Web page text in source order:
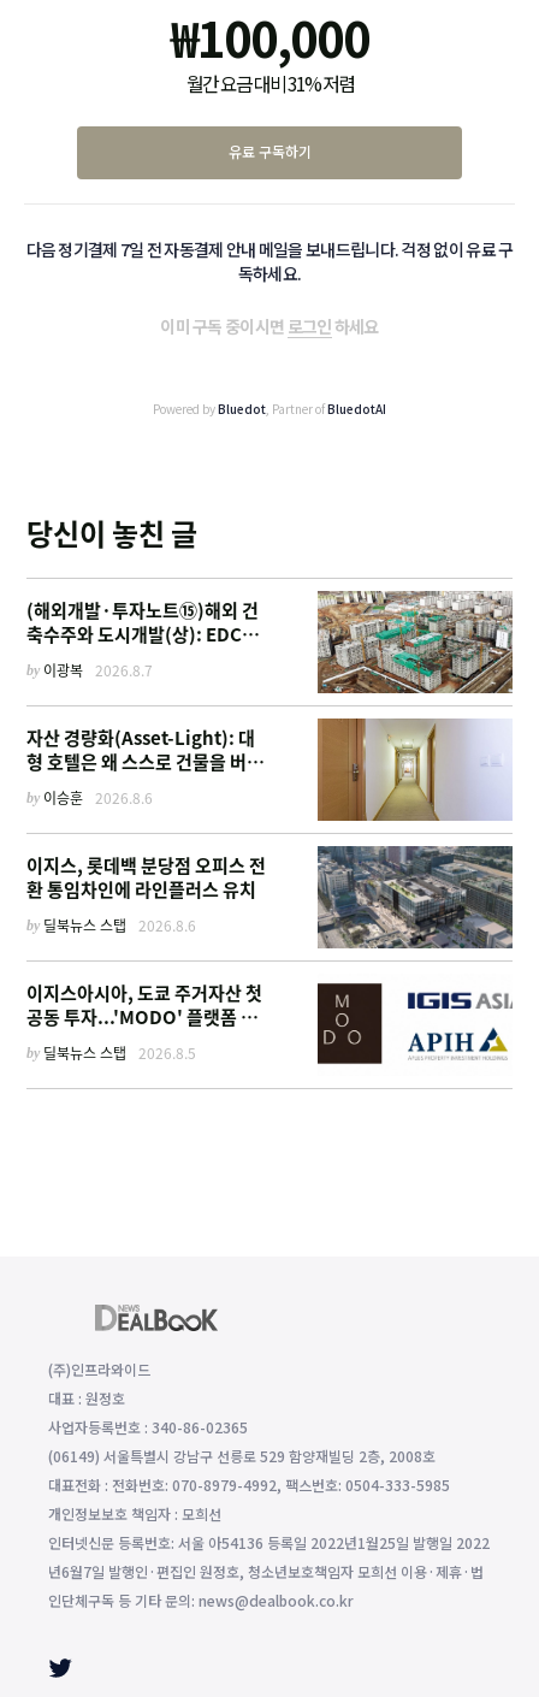
₩100,000
월간 요금 대비 31% 저렴
유료 구독하기
다음 정기결제 7일 전 자동결제 안내 메일을 보내드립니다. 걱정 없이 유료 구
독하세요.
이미 구독 중이시면 로그인하세요
Powered byBluedot , Partner ofBluedotAI
당신이 놓친 글
(해외개발·투자노트⑮)해외 건
축수주와 도시개발(상): EDCF
부터 계열사 진출 위한 복합시설
까지
by 이광복 2026.8.7
자산 경량화(Asset-Light): 대
형 호텔은 왜 스스로 건물을 버리
고 '이름'만 팔기 시작했을까
by 이승훈 2026.8.6
이지스, 롯데백 분당점 오피스 전
환 통임차인에 라인플러스 유치
by 딜북뉴스 스탭 2026.8.6
이지스아시아, 도쿄 주거자산 첫
공동 투자...'MODO' 플랫폼 가
동
by 딜북뉴스 스탭 2026.8.5
(주)인프라와이드
대표 : 원정호
사업자등록번호 : 340-86-02365
(06149) 서울특별시 강남구 선릉로 529 함양재빌딩 2층, 2008호
대표전화 : 전화번호: 070-8979-4992, 팩스번호: 0504-333-5985
개인정보보호 책임자 : 모희선
인터넷신문 등록번호: 서울 아54136 등록일 2022년1월25일 발행일 2022
년6월7일 발행인·편집인 원정호, 청소년보호책임자 모희선 이용·제휴·법
인단체구독 등 기타 문의: news@dealbook.co.kr